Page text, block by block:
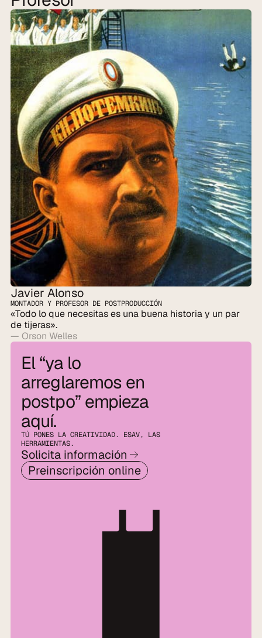
Javier Alonso
MONTADOR Y PROFESOR DE POSTPRODUCCIÓN
«Todo lo que necesitas es una buena historia y un par
de tijeras».
— Orson Welles
El “ya lo
arreglaremos en
postpo” empieza
aquí.
TÚ PONES LA CREATIVIDAD. ESAV, LAS
HERRAMIENTAS.
Solicita información
Preinscripción online